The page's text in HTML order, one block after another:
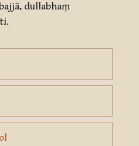
dullabhaṃ
.
Page